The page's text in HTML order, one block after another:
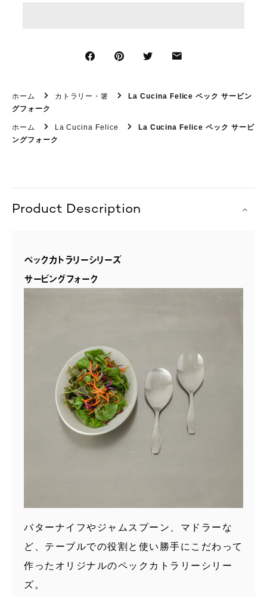
ホーム カトラリー・箸
La Cucina Felice ペック サービン
グフォーク
ホーム La Cucina Felice
La Cucina Felice ペック サービ
ングフォーク
Product Description
ペックカトラリーシリーズ
サービングフォーク
バターナイフやジャムスプーン、マドラーな
ど、テーブルでの役割と使い勝手にこだわって
作ったオリジナルのペックカトラリーシリー
ズ。